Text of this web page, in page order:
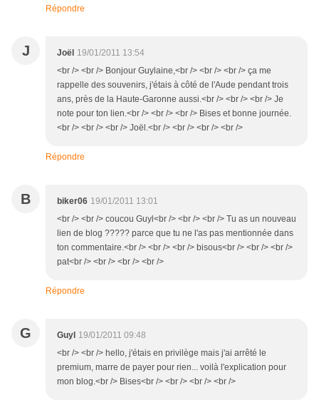
Répondre
J Joël 19/01/2011 13:54
<br /> <br /> Bonjour Guylaine,<br /> <br /> <br /> ça me
rappelle des souvenirs, j'étais à côté de l'Aude pendant trois
ans, près de la Haute-Garonne aussi.<br /> <br /> <br /> Je
note pour ton lien.<br /> <br /> <br /> Bises et bonne journée.
<br /> <br /> <br /> Joël.<br /> <br /> <br /> <br />
Répondre
B biker06 19/01/2011 13:01
<br /> <br /> coucou Guyl<br /> <br /> <br /> Tu as un nouveau
lien de blog ????? parce que tu ne l'as pas mentionnée dans
ton commentaire.<br /> <br /> <br /> bisous<br /> <br /> <br />
pat<br /> <br /> <br /> <br />
Répondre
G Guyl 19/01/2011 09:48
<br /> <br /> hello, j'étais en privilège mais j'ai arrêté le
premium, marre de payer pour rien... voilà l'explication pour
mon blog.<br /> Bises<br /> <br /> <br /> <br />